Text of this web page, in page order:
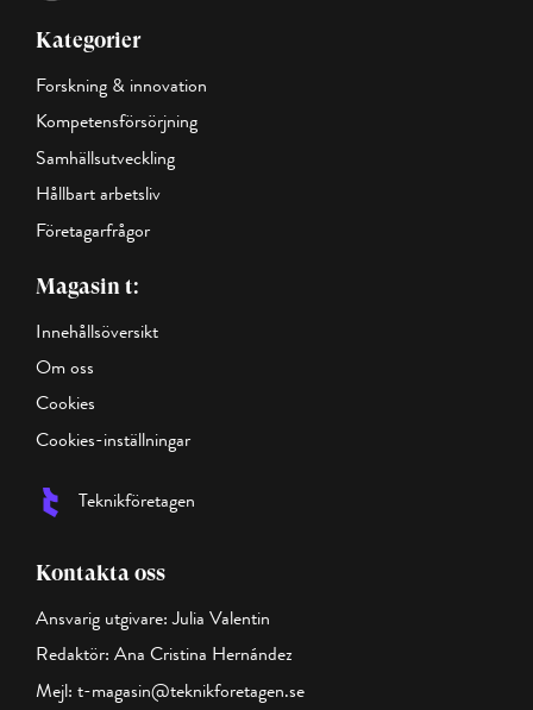
Kategorier
Forskning & innovation
Kompetensförsörjning
Samhällsutveckling
Hållbart arbetsliv
Företagarfrågor
Magasin t:
Innehållsöversikt
Om oss
Cookies
Cookies-inställningar
Teknikföretagen
Kontakta oss
Ansvarig utgivare: Julia Valentin
Redaktör: Ana Cristina Hernández
Mejl: t-magasin@teknikforetagen.se